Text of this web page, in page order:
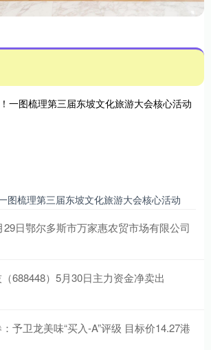
图梳理第三届东坡文化旅游大会核心活动
29日鄂尔多斯市万家惠农贸市场有限公司
688448）5月30日主力资金净卖出
予卫龙美味“买入-A”评级 目标价14.27港